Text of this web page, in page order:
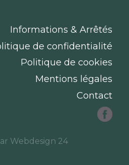
Informations & Arrêtés
de confidentialité
Politique de cookies
Mentions légales
Contact
Webdesign 24